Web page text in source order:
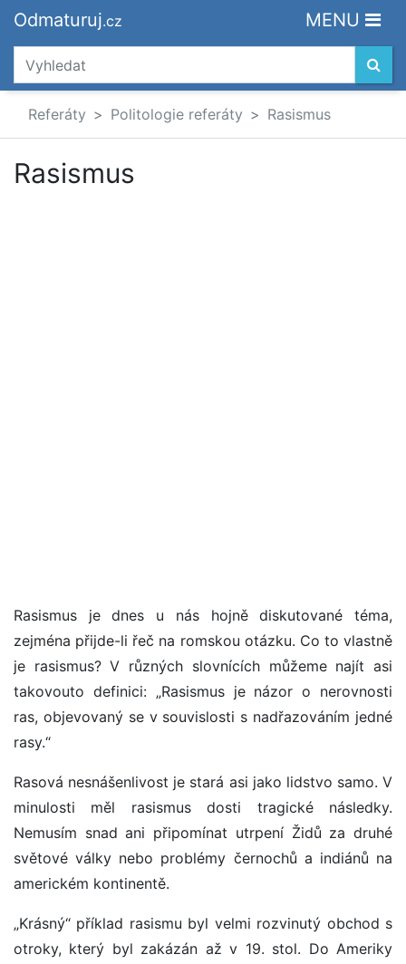
Odmaturuj.cz MENU
Referáty Politologie referáty Rasismus
Rasismus
Rasismus je dnes u nás hojně diskutované téma,
zejména přijde-li řeč na romskou otázku. Co to vlastně
je rasismus? V různých slovnících můžeme najít asi
takovouto definici: „Rasismus je názor o nerovnosti
ras, objevovaný se v souvislosti s nadřazováním jedné
rasy.“
Rasová nesnášenlivost je stará asi jako lidstvo samo. V
minulosti měl rasismus dosti tragické následky.
Nemusím snad ani připomínat utrpení Židů za druhé
světové války nebo problémy černochů a indiánů na
americkém kontinentě.
„Krásný“ příklad rasismu byl velmi rozvinutý obchod s
otroky, který byl zakázán až v 19. stol. Do Ameriky